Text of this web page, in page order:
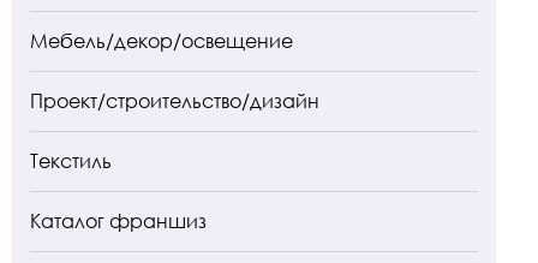
Мебель/декор/освещение
Проект/строительство/дизайн
Текстиль
Каталог франшиз